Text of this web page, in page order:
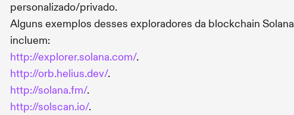
personalizado/privado.
Alguns exemplos desses exploradores da blockchain Solana
incluem:
http://explorer.solana.com/.
http://orb.helius.dev/.
http://solana.fm/.
http://solscan.io/.